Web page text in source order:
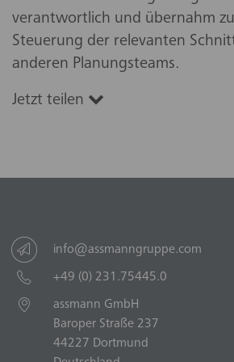
verantwortlich und übernahm
Steuerung der relevanten
anderen Planungsteams.
Jetzt teilen
info@assmanngruppe.com
+49 (0) 231.75445.0
assmann GmbH
Baroper Straße 237
44227 Dortmund